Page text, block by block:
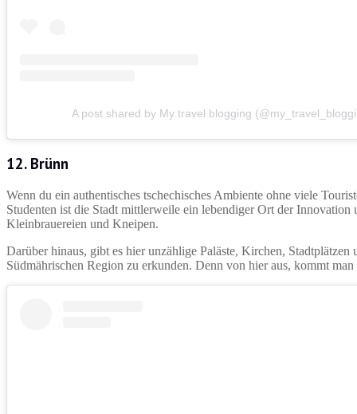
A post shared by My travel blogging
12. Brünn
Wenn du ein authentisches tschechisches Ambiente ohne viele
Studenten ist die Stadt mittlerweile ein lebendiger Ort der
Kleinbrauereien und Kneipen.
Darüber hinaus, gibt es hier unzählige Paläste, Kirchen,
Südmährischen Region zu erkunden. Denn von hier aus, kommt